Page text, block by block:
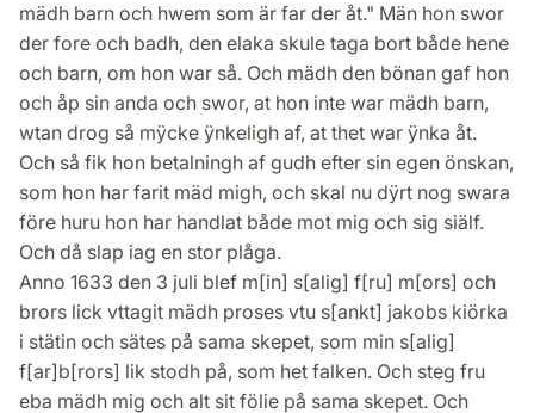
mädh barn och hwem som är far der åt." Män hon swor
der fore och badh, den elaka skule taga bort både hene
och barn, om hon war så. Och mädh den bönan gaf hon
och åp sin anda och swor, at hon inte war mädh barn,
wtan drog så mÿcke ÿnkeligh af, at thet war ÿnka åt.
Och så fik hon betalningh af gudh efter sin egen önskan,
som hon har farit mäd migh, och skal nu dÿrt nog swara
före huru hon har handlat både mot mig och sig siälf.
Och då slap iag en stor plåga.
Anno 1633 den 3 juli blef m[in] s[alig] f[ru] m[ors] och
brors lick vttagit mädh proses vtu s[ankt] jakobs kiörka
i stätin och sätes på sama skepet, som min s[alig]
f[ar]b[rors] lik stodh på, som het falken. Och steg fru
eba mädh mig och alt sit fölie på sama skepet. Och